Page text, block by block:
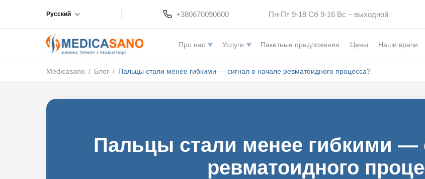
Русский +380670090600 Пн-Пт 9-18 Сб 9-16 Вс – выходной
Про нас Услуги Пакетные предложения Цены Наши врачи
Medicasano / Блог / Пальцы стали менее гибкими — сигнал о начале ревматоидного процесса?
Пальцы стали менее гибкими —
ревматоидного